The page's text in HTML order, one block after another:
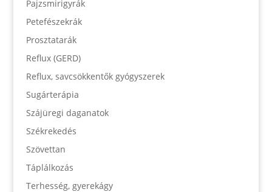
Pajzsmirigyrák
Petefészekrák
Prosztatarák
Reflux (GERD)
Reflux, savcsökkentők gyógyszerek
Sugárterápia
Szájüregi daganatok
Székrekedés
Szövettan
Táplálkozás
Terhesség, gyerekágy